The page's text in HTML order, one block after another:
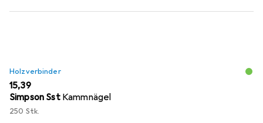
Holzverbinder
EUR
15,39
Simpson Sst Kammnägel
250 Stk.